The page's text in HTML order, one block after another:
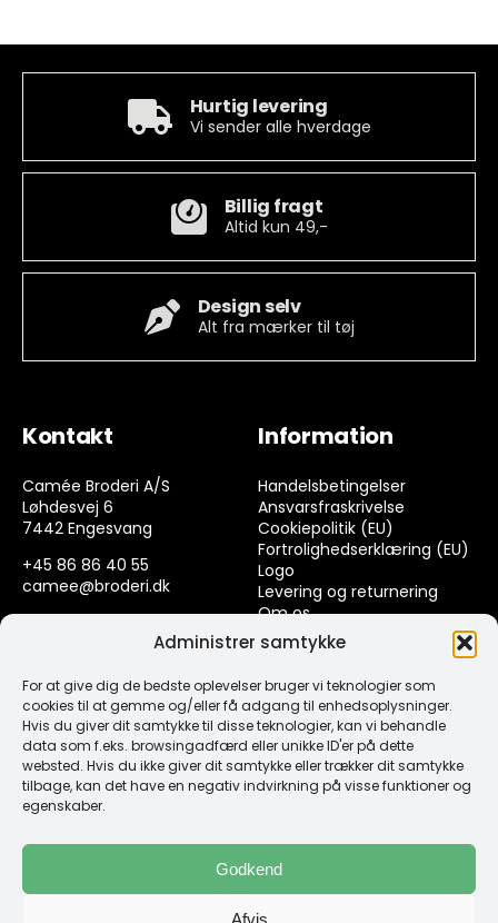
Administrer samtykke
For at give dig de bedste oplevelser bruger vi teknologier som
cookies til at gemme og/eller få adgang til enhedsoplysninger.
Hvis du giver dit samtykke til disse teknologier, kan vi behandle
data som f.eks. browsingadfærd eller unikke ID'er på dette
websted. Hvis du ikke giver dit samtykke eller trækker dit samtykke
tilbage, kan det have en negativ indvirkning på visse funktioner og
egenskaber.
Godkend
Afvis
ØL & Spiritus
Andre Mærker Hurtig levering
Vi sender alle hverdage
Billig fragt
Altid kun 49,-
Design selv
Alt fra mærker til tøj
Kontakt
Camée Broderi A/S
Løhdesvej 6
7442 Engesvang
+45 86 86 40 55
camee@broderi.dk
Information
Handelsbetingelser
Ansvarsfraskrivelse
Cookiepolitik (EU)
Fortrolighedserklæring (EU)
Logo
Levering og returnering
Om os
Kontakt
Links
Spørgsmål & Svar
Tråd
Design selv guide
Konto
Log ind